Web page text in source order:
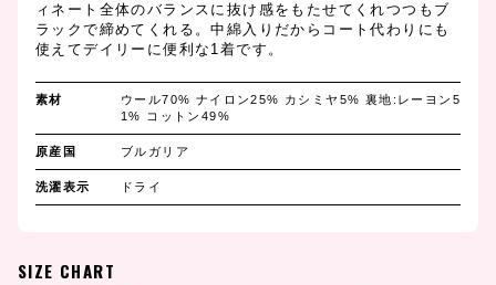
ィネート全体のバランスに抜け感をもたせてくれつつもブ
ラックで締めてくれる。中綿入りだからコート代わりにも
使えてデイリーに便利な1着です。
素材
ウール70% ナイロン25% カシミヤ5% 裏地:レーヨン5
1% コットン49%
原産国 ブルガリア
洗濯表示 ドライ
SIZE CHART